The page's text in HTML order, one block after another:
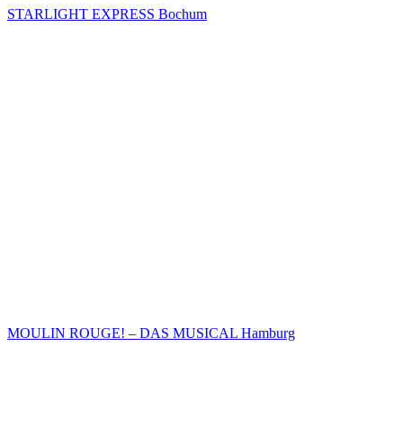
STARLIGHT EXPRESS Bochum
MOULIN ROUGE! – DAS MUSICAL Hamburg